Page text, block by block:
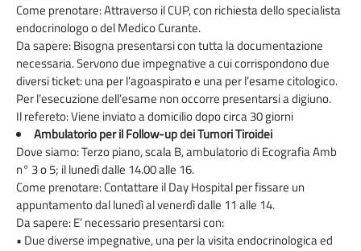
Come prenotare: Attraverso il CUP, con richiesta dello specialista
endocrinologo o del Medico Curante.
Da sapere: Bisogna presentarsi con tutta la documentazione
necessaria. Servono due impegnative a cui corrispondono due
diversi ticket: una per l’agoaspirato e una per l’esame citologico.
Per l’esecuzione dell’esame non occorre presentarsi a digiuno.
Il refereto: Viene inviato a domicilio dopo circa 30 giorni
Ambulatorio per il Follow-up dei Tumori Tiroidei
Dove siamo: Terzo piano, scala B, ambulatorio di Ecografia Amb
n° 3 o 5; il lunedì dalle 14.00 alle 16.
Come prenotare: Contattare il Day Hospital per fissare un
appuntamento dal lunedì al venerdì dalle 11 alle 14.
Da sapere: E’ necessario presentarsi con:
• Due diverse impegnative, una per la visita endocrinologica ed